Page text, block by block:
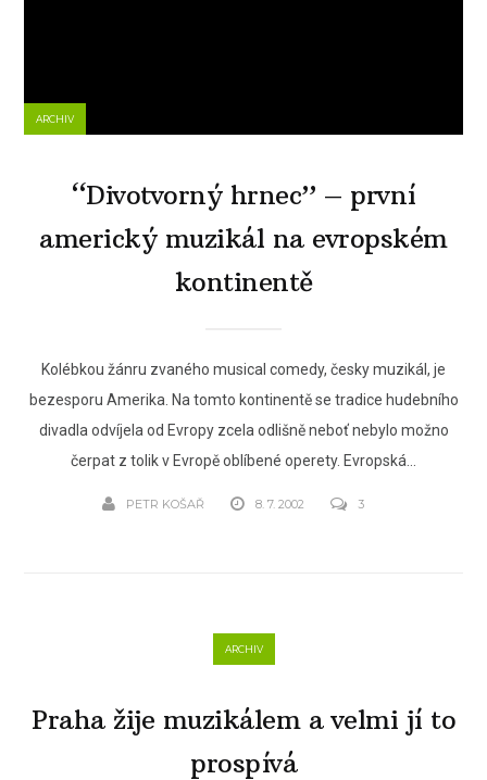
ARCHIV
“Divotvorný hrnec” – první
americký muzikál na evropském
kontinentě
Kolébkou žánru zvaného musical comedy, česky muzikál, je
bezesporu Amerika. Na tomto kontinentě se tradice hudebního
divadla odvíjela od Evropy zcela odlišně neboť nebylo možno
čerpat z tolik v Evropě oblíbené operety. Evropská...
PETR KOŠAŘ 8. 7. 2002 3
ARCHIV
Praha žije muzikálem a velmi jí to
prospívá